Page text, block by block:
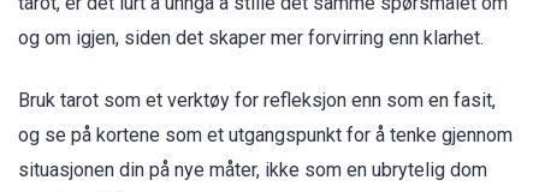
og om igjen, siden det skaper mer forvirring enn klarhet.
Bruk tarot som et verktøy for refleksjon enn som en fasit,
og se på kortene som et utgangspunkt for å tenke gjennom
situasjonen din på nye måter, ikke som en ubrytelig dom